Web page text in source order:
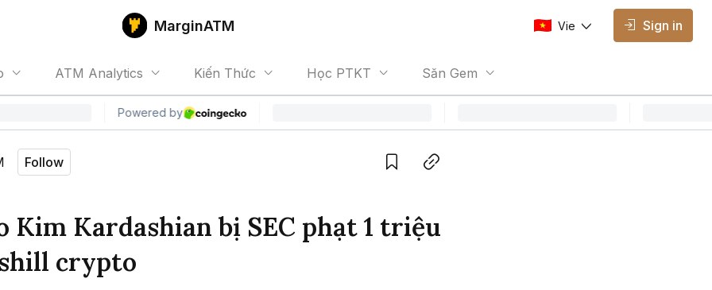
MarginATM
ATM Analytics Kiến Thức Học PTKT Săn Gem
Vie
Vietnamese
Sign in
Follow
Kim Kardashian bị SEC phạt 1 triệu
crypto